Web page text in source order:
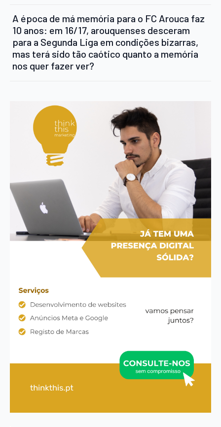
A época de má memória para o FC Arouca faz
10 anos: em 16/17, arouquenses desceram
para a Segunda Liga em condições bizarras,
mas terá sido tão caótico quanto a memória
nos quer fazer ver?